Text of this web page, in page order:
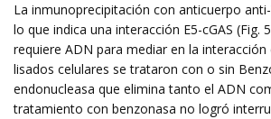
La inmunoprecipitación con anticuerpo
lo que indica una interacción E5-cGAS (Fig.
requiere ADN para mediar en la interacción
lisados ​​celulares se trataron con o sin
endonucleasa que elimina tanto el ADN
tratamiento con benzonasa no logró